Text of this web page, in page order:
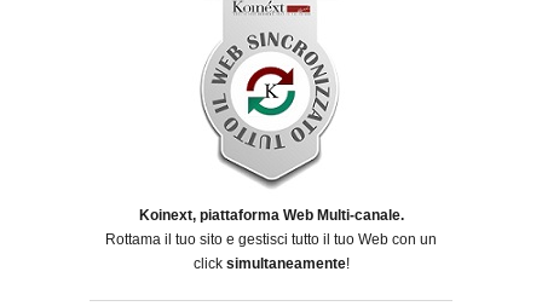
Koinext, piattaforma Web Multi-canale.
Rottama il tuo sito e gestisci tutto il tuo Web con un
click simultaneamente!